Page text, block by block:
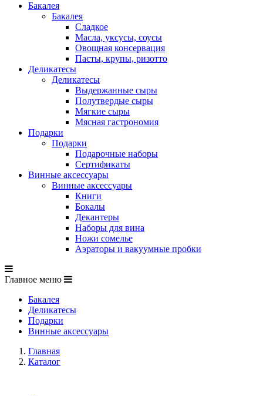
Бакалея
Бакалея
Сладкое
Масла, уксусы, соусы
Овощная консервация
Пасты, крупы, ризотто
Деликатесы
Деликатесы
Выдержанные сыры
Полутвердые сыры
Мягкие сыры
Мясная гастрономия
Подарки
Подарки
Подарочные наборы
Сертификаты
Винные аксессуары
Винные аксессуары
Книги
Бокалы
Декантеры
Наборы для вина
Ножи сомелье
Аэраторы и вакуумные пробки
Главное меню
Бакалея
Деликатесы
Подарки
Винные аксессуары
Главная
Каталог